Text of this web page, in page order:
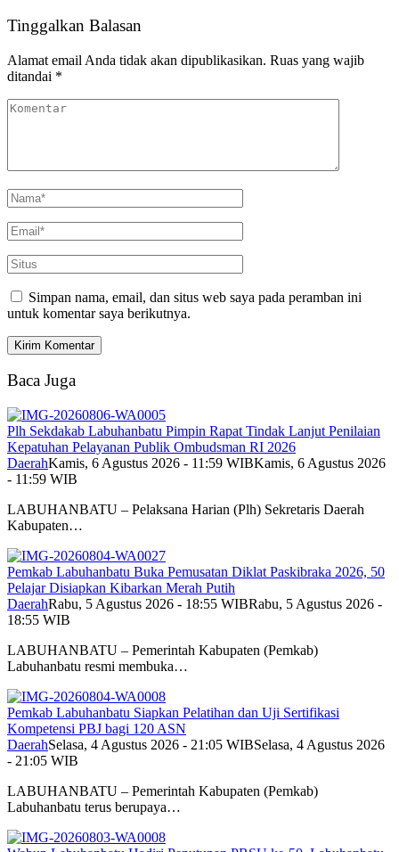
Tinggalkan Balasan
Alamat email Anda tidak akan dipublikasikan. Ruas yang wajib
ditandai *
Simpan nama, email, dan situs web saya pada peramban ini
untuk komentar saya berikutnya.
Baca Juga
Plh Sekdakab Labuhanbatu Pimpin Rapat Tindak Lanjut Penilaian
Kepatuhan Pelayanan Publik Ombudsman RI 2026
DaerahKamis, 6 Agustus 2026 - 11:59 WIBKamis, 6 Agustus 2026
- 11:59 WIB
LABUHANBATU – Pelaksana Harian (Plh) Sekretaris Daerah
Kabupaten…
Pemkab Labuhanbatu Buka Pemusatan Diklat Paskibraka 2026, 50
Pelajar Disiapkan Kibarkan Merah Putih
DaerahRabu, 5 Agustus 2026 - 18:55 WIBRabu, 5 Agustus 2026 -
18:55 WIB
LABUHANBATU – Pemerintah Kabupaten (Pemkab)
Labuhanbatu resmi membuka…
Pemkab Labuhanbatu Siapkan Pelatihan dan Uji Sertifikasi
Kompetensi PBJ bagi 120 ASN
DaerahSelasa, 4 Agustus 2026 - 21:05 WIBSelasa, 4 Agustus 2026
- 21:05 WIB
LABUHANBATU – Pemerintah Kabupaten (Pemkab)
Labuhanbatu terus berupaya…